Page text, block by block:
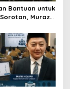
Bantuan untuk
Muraz